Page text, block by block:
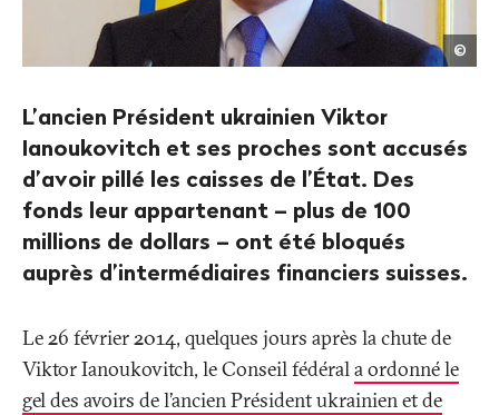
©
L’ancien Président ukrainien Viktor
Ianoukovitch et ses proches sont accusés
d’avoir pillé les caisses de l’État. Des
fonds leur appartenant – plus de 100
millions de dollars – ont été bloqués
auprès d’intermédiaires financiers suisses.
Le 26 février 2014, quelques jours après la chute de
Viktor Ianoukovitch, le Conseil fédérala ordonné le
gel des avoirs de l’ancien Président ukrainien et de